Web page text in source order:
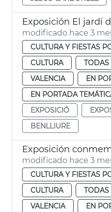
modificado hace 3
CULTURA Y FIESTAS
CULTURA
TODAS
VALENCIA
EN
EN PORTADA
EXPOSICIÓ
BENLLIURE
modificado hace 3
CULTURA Y FIESTAS
CULTURA
TODAS
VALENCIA
EN